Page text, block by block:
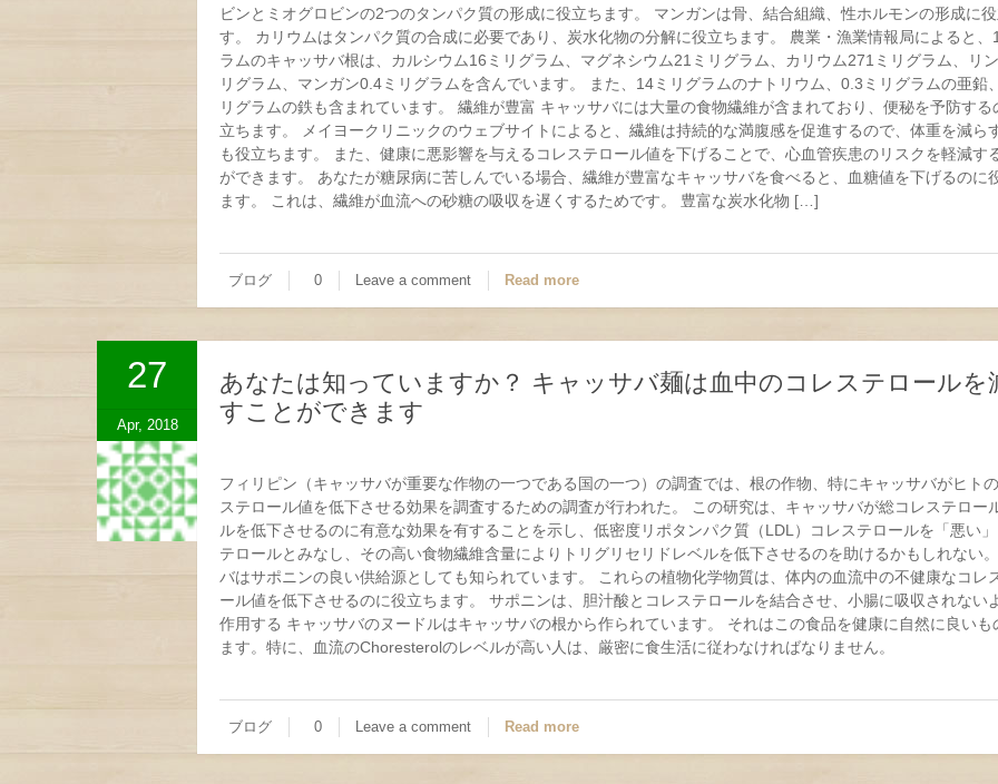
ビンとミオグロビンの2つのタンパク質の形成に役立ちます。 マンガンは骨、結合組織、性ホルモンの形成に
す。 カリウムはタンパク質の合成に必要であり、炭水化物の分解に役立ちます。 農業・漁業情報局によると、
ラムのキャッサバ根は、カルシウム16ミリグラム、マグネシウム21ミリグラム、カリウム271ミリグラム、リ
リグラム、マンガン0.4ミリグラムを含んでいます。 また、14ミリグラムのナトリウム、0.3ミリグラムの亜鉛
リグラムの鉄も含まれています。 繊維が豊富 キャッサバには大量の食物繊維が含まれており、便秘を予防する
立ちます。 メイヨークリニックのウェブサイトによると、繊維は持続的な満腹感を促進するので、体重を減ら
も役立ちます。 また、健康に悪影響を与えるコレステロール値を下げることで、心血管疾患のリスクを軽減す
ができます。 あなたが糖尿病に苦しんでいる場合、繊維が豊富なキャッサバを食べると、血糖値を下げるのに
ます。 これは、繊維が血流への砂糖の吸収を遅くするためです。 豊富な炭水化物 […]
ブログ 0 Leave a comment Read more
27
Apr, 2018
あなたは知っていますか？ キャッサバ麺は血中のコレステロールを
すことができます
フィリピン（キャッサバが重要な作物の一つである国の一つ）の調査では、根の作物、特にキャッサバがヒト
ステロール値を低下させる効果を調査するための調査が行われた。 この研究は、キャッサバが総コレステロー
ルを低下させるのに有意な効果を有することを示し、低密度リポタンパク質（LDL）コレステロールを「悪い
テロールとみなし、その高い食物繊維含量によりトリグリセリドレベルを低下させるのを助けるかもしれない
バはサポニンの良い供給源としても知られています。 これらの植物化学物質は、体内の血流中の不健康なコレ
ール値を低下させるのに役立ちます。 サポニンは、胆汁酸とコレステロールを結合させ、小腸に吸収されない
作用する キャッサバのヌードルはキャッサバの根から作られています。 それはこの食品を健康に自然に良いも
ます。特に、血流のChoresterolのレベルが高い人は、厳密に食生活に従わなければなりません。
ブログ 0 Leave a comment Read more